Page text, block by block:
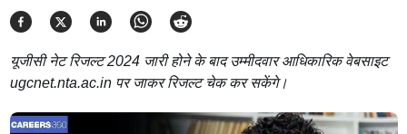
यूजीसी नेट रिजल्ट 2024 जारी होने के बाद उम्मीदवार आधिकारिक वेबसाइट
ugcnet.nta.ac.in पर जाकर रिजल्ट चेक कर सकेंगे।